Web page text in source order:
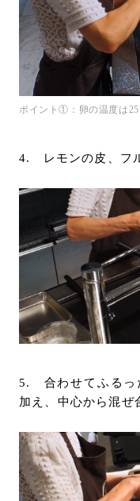
ポイント①：卵の温度は
4. レモンの皮、フ
5. 合わせてふるっ
加え、中心から混ぜ